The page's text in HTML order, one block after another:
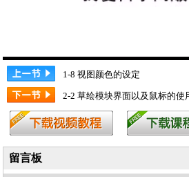
1-8 视图颜色的设定
2-2 草绘模块界面以及鼠标的使
留言板